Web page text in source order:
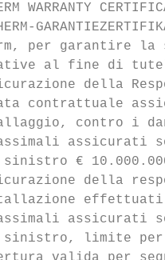
WARRANTY
per garantire la
al fine di
della
contrattuale
contro i
assicurati
€
della
assicurati
limite